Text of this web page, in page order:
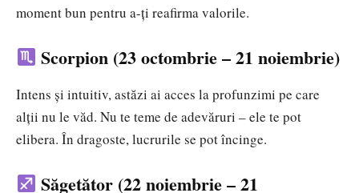
moment bun pentru a-ți reafirma valorile.
Scorpion (23 octombrie – 21 noiembrie)
Intens și intuitiv, astăzi ai acces la profunzimi pe care
alții nu le văd. Nu te teme de adevăruri – ele te pot
elibera. În dragoste, lucrurile se pot încinge.
Săgetător (22 noiembrie – 21